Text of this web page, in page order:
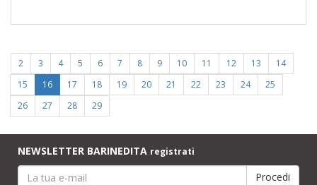
2 3 4 5 6 7 8 9 10 11 12 13
14
15
16 17 18 19 20 21 22 23 24
25
26
27 28 29
NEWSLETTER BARINEDITA registrati